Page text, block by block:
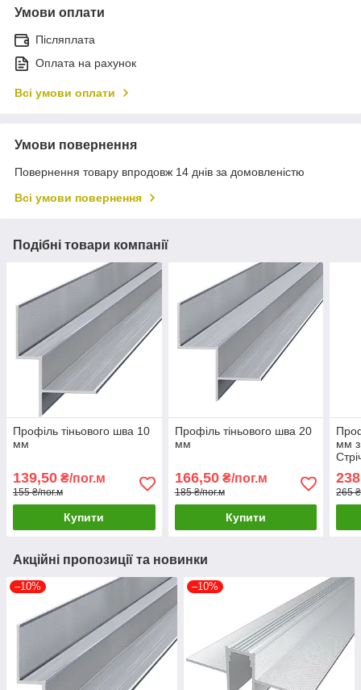
Умови оплати
Післяплата
Оплата на рахунок
Всі умови оплати
Умови повернення
Повернення товару впродовж 14 днів за домовленістю
Всі умови повернення
Подібні товари компанії
Профіль тіньового шва 10
мм
139,50 ₴/пог.м
155 ₴/пог.м
Купити
Профіль тіньового шва 20
мм
166,50₴/пог.м
185 ₴/пог.м
Купити
мм
265
Акційні пропозиції та новинки
–10% –10%